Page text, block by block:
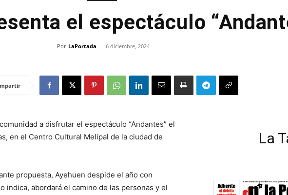
el espectáculo
Por LaPortada - 6 diciembre, 2024
a disfrutar el espectáculo “Andantes” el
en el Centro Cultural Melipal de la ciudad de
propuesta, Ayehuen despide el año con
indica, abordará el camino de las personas y el
La